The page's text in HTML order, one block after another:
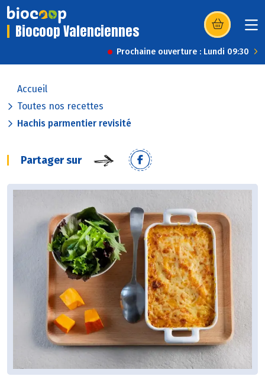
Biocoop Valenciennes (s’ouvre dans
Prochaine ouverture : Lundi 09:30
Accueil
Toutes nos recettes
Hachis parmentier revisité
Partager sur